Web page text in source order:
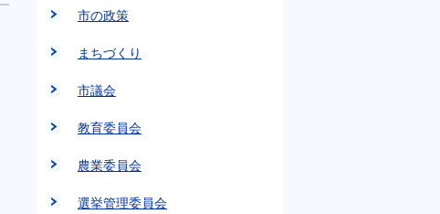
市の政策
まちづくり
市議会
教育委員会
農業委員会
選挙管理委員会